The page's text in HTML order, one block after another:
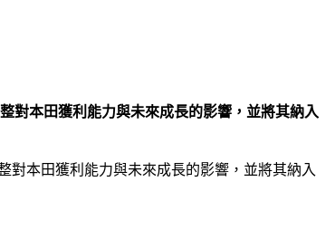
對本田獲利能力與未來成長的影響，並將其納入
對本田獲利能力與未來成長的影響，並將其納入